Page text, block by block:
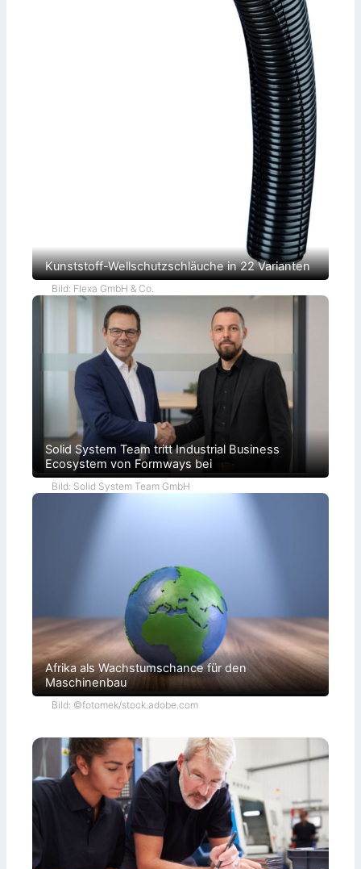
Kunststoff-Wellschutzschläuche in 22 Varianten
Bild: Flexa GmbH & Co.
Solid System Team tritt Industrial Business
Ecosystem von Formways bei
Bild: Solid System Team GmbH
Afrika als Wachstumschance für den
Maschinenbau
Bild: ©fotomek/stock.adobe.com